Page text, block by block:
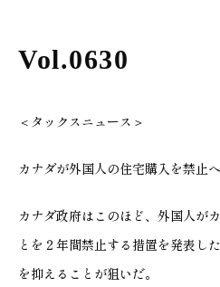
Vol.0630
＜タックスニュース＞
カナダが外国人の住宅購入を禁
カナダ政府はこのほど、外国人が
とを２年間禁止する措置を発表し
を抑えることが狙いだ。